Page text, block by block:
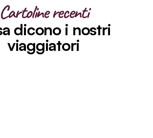
Cartoline recenti
dicono i nostri
viaggiatori